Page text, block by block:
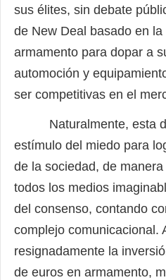
sus élites, sin debate
de New Deal basado en
armamento para dopar a
automoción y
ser competitivas en el
Naturalmente, esta
estímulo del miedo para
de la sociedad, de
todos los medios
del consenso, contando
complejo comunicacional.
resignadamente la
de euros en armamento,